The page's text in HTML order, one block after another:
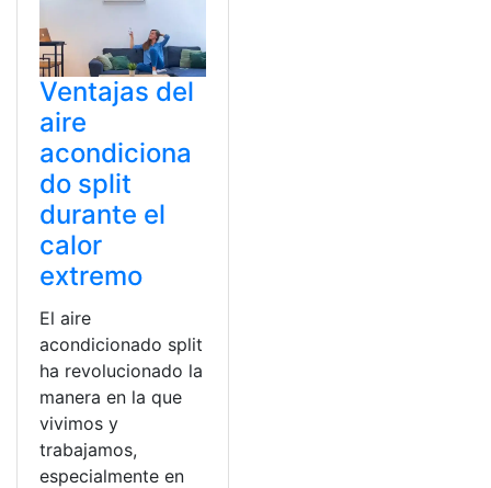
Ventajas del
aire
acondiciona
do split
durante el
calor
extremo
El aire
acondicionado split
ha revolucionado la
manera en la que
vivimos y
trabajamos,
especialmente en